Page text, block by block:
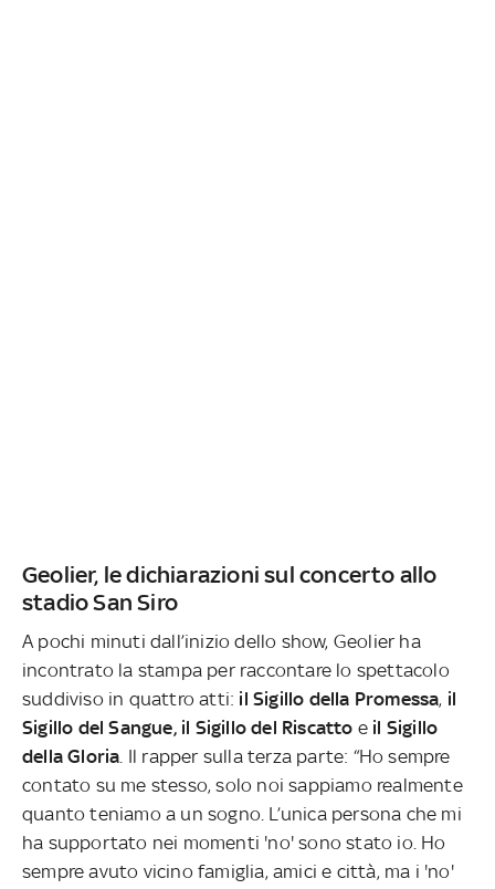
Geolier, le dichiarazioni sul concerto allo
stadio San Siro
A pochi minuti dall’inizio dello show, Geolier ha
incontrato la stampa per raccontare lo spettacolo
suddiviso in quattro atti: il Sigillo della Promessa, il
Sigillo del Sangue, il Sigillo del Riscatto e il Sigillo
della Gloria . Il rapper sulla terza parte: “Ho sempre
contato su me stesso, solo noi sappiamo realmente
quanto teniamo a un sogno. L’unica persona che mi
ha supportato nei momenti 'no' sono stato io. Ho
sempre avuto vicino famiglia, amici e città, ma i 'no'